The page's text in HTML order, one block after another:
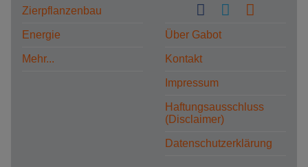
Zierpflanzenbau
Energie
Mehr...
Über Gabot
Kontakt
Impressum
Haftungsausschluss
(Disclaimer)
Datenschutzerklärung